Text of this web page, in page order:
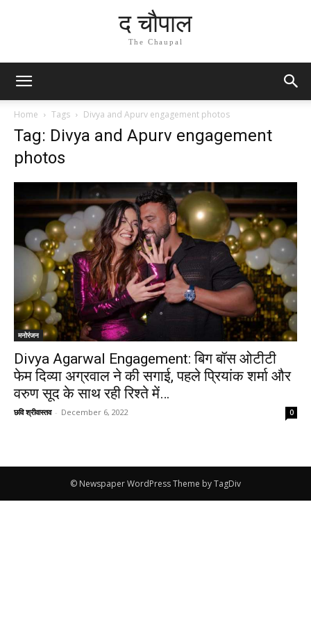
द चौपाल
The Chaupal
Home Tags Divya and Apurv engagement photos
Tag: Divya and Apurv engagement
photos
मनोरंजन
Divya Agarwal Engagement: बिग बॉस ओटीटी
फेम दिव्या अग्रवाल ने की सगाई, पहले प्रियांक शर्मा और
वरुण सूद के साथ रही रिश्ते में…
छवि श्रीवास्तव - December 6, 2022 0
© Newspaper WordPress Theme by TagDiv